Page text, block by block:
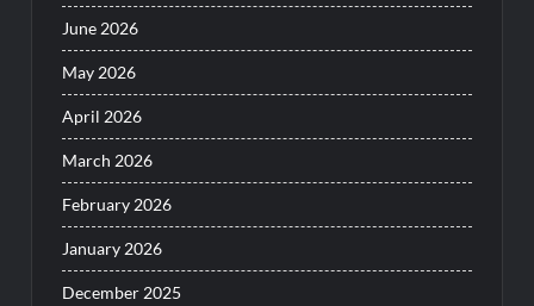
June 2026
May 2026
April 2026
March 2026
February 2026
January 2026
December 2025